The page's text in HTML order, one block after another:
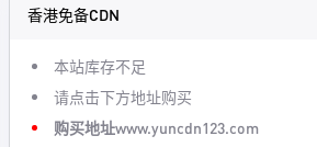
香港免备CDN
本站库存不足
请点击下方地址购买
购买地址www.yuncdn123.com